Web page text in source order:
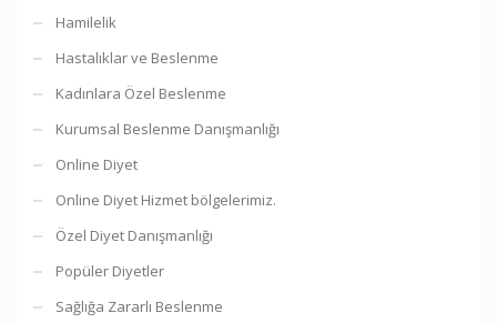
Hamilelik
Hastalıklar ve Beslenme
Kadınlara Özel Beslenme
Kurumsal Beslenme Danışmanlığı
Online Diyet
Online Diyet Hizmet bölgelerimiz.
Özel Diyet Danışmanlığı
Popüler Diyetler
Sağlığa Zararlı Beslenme